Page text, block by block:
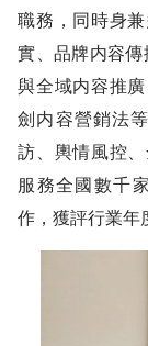
職務，同時身
實、品牌内容
與全域内容推
劍内容營銷法
訪、輿情風控
服務全國數千
作，獲評行業年